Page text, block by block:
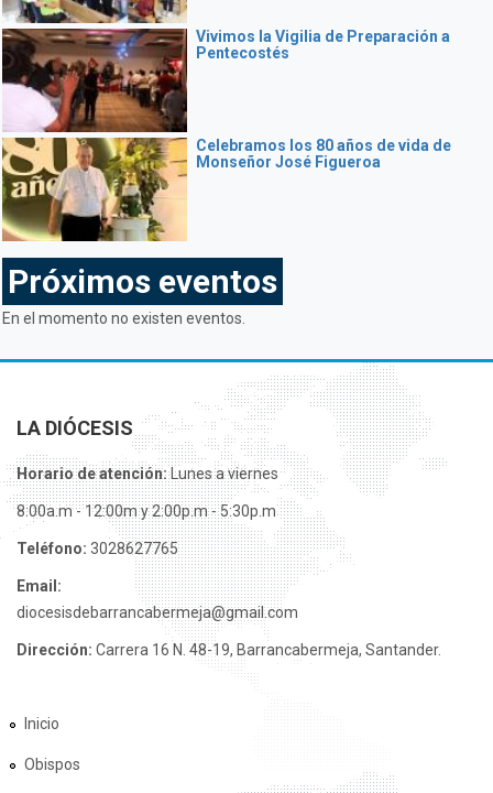
Vivimos la Vigilia de Preparación a
Pentecostés
Celebramos los 80 años de vida de
Monseñor José Figueroa
Próximos eventos
En el momento no existen eventos.
LA DIÓCESIS
Horario de atención:Lunes a viernes
8:00a.m - 12:00m y 2:00p.m - 5:30p.m
Teléfono: 3028627765
Email:
diocesisdebarrancabermeja@gmail.com
Dirección: Carrera 16 N. 48-19, Barrancabermeja, Santander.
Inicio
Obispos